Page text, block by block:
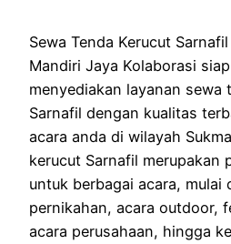
Sewa Tenda Kerucut
Mandiri Jaya Kolaborasi
menyediakan layanan sewa
Sarnafil dengan kualitas
acara anda di wilayah
kerucut Sarnafil merupakan
untuk berbagai acara, mulai
pernikahan, acara outdoor,
acara perusahaan, hingga